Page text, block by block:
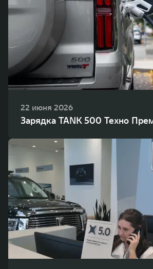
22 июня 2026
Зарядка TANK 500 Техно